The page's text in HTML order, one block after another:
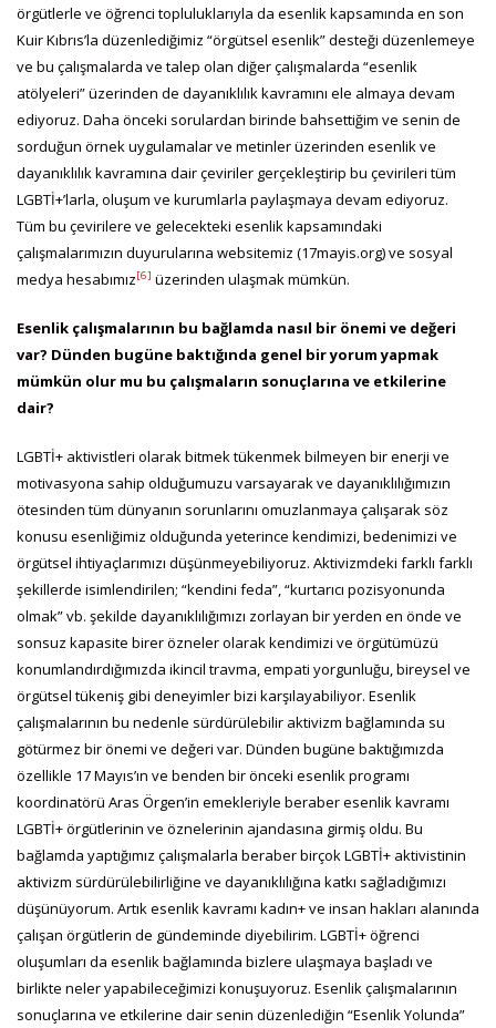
örgütlerle ve öğrenci topluluklarıyla da esenlik kapsamında en son
Kuir Kıbrıs’la düzenlediğimiz “örgütsel esenlik” desteği düzenlemeye
ve bu çalışmalarda ve talep olan diğer çalışmalarda “esenlik
atölyeleri” üzerinden de dayanıklılık kavramını ele almaya devam
ediyoruz. Daha önceki sorulardan birinde bahsettiğim ve senin de
sorduğun örnek uygulamalar ve metinler üzerinden esenlik ve
dayanıklılık kavramına dair çeviriler gerçekleştirip bu çevirileri tüm
LGBTİ+’larla, oluşum ve kurumlarla paylaşmaya devam ediyoruz.
Tüm bu çevirilere ve gelecekteki esenlik kapsamındaki
çalışmalarımızın duyurularına websitemiz (17mayis.org) ve sosyal
medya hesabımız[6] üzerinden ulaşmak mümkün.
Esenlik çalışmalarının bu bağlamda nasıl bir önemi ve değeri
var? Dünden bugüne baktığında genel bir yorum yapmak
mümkün olur mu bu çalışmaların sonuçlarına ve etkilerine
dair?
LGBTİ+ aktivistleri olarak bitmek tükenmek bilmeyen bir enerji ve
motivasyona sahip olduğumuzu varsayarak ve dayanıklılığımızın
ötesinden tüm dünyanın sorunlarını omuzlanmaya çalışarak söz
konusu esenliğimiz olduğunda yeterince kendimizi, bedenimizi ve
örgütsel ihtiyaçlarımızı düşünmeyebiliyoruz. Aktivizmdeki farklı farklı
şekillerde isimlendirilen; “kendini feda”, “kurtarıcı pozisyonunda
olmak” vb. şekilde dayanıklılığımızı zorlayan bir yerden en önde ve
sonsuz kapasite birer özneler olarak kendimizi ve örgütümüzü
konumlandırdığımızda ikincil travma, empati yorgunluğu, bireysel ve
örgütsel tükeniş gibi deneyimler bizi karşılayabiliyor. Esenlik
çalışmalarının bu nedenle sürdürülebilir aktivizm bağlamında su
götürmez bir önemi ve değeri var. Dünden bugüne baktığımızda
özellikle 17 Mayıs’ın ve benden bir önceki esenlik programı
koordinatörü Aras Örgen’in emekleriyle beraber esenlik kavramı
LGBTİ+ örgütlerinin ve öznelerinin ajandasına girmiş oldu. Bu
bağlamda yaptığımız çalışmalarla beraber birçok LGBTİ+ aktivistinin
aktivizm sürdürülebilirliğine ve dayanıklılığına katkı sağladığımızı
düşünüyorum. Artık esenlik kavramı kadın+ ve insan hakları alanında
çalışan örgütlerin de gündeminde diyebilirim. LGBTİ+ öğrenci
oluşumları da esenlik bağlamında bizlere ulaşmaya başladı ve
birlikte neler yapabileceğimizi konuşuyoruz. Esenlik çalışmalarının
sonuçlarına ve etkilerine dair senin düzenlediğin “Esenlik Yolunda”